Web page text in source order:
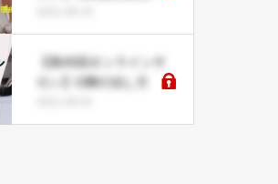
【第45回オンラインサ
ロン】O脚の治し方